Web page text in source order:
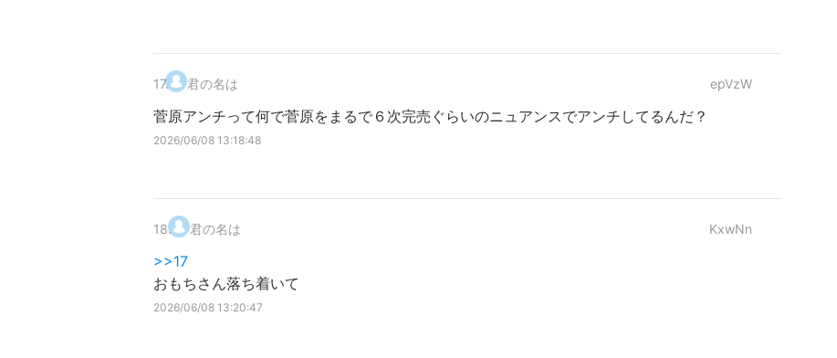
17. 君の名は epVzW
菅原アンチって何で菅原をまるで６次完売ぐらいのニュアンスでアンチしてるんだ？
2026/06/08 13:18:48
18. 君の名は KxwNn
>>17
おもちさん落ち着いて
2026/06/08 13:20:47